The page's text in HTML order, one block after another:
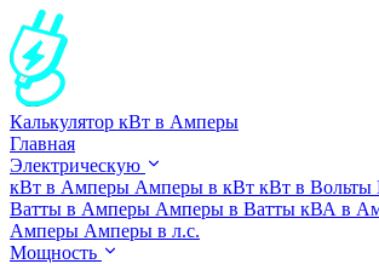
Калькулятор кВт в Амперы
Главная
Электрическую
кВт в Амперы Амперы в кВт кВт в Вольты
Ватты в Амперы Амперы в Ватты кВА в
Амперы Амперы в л.с.
Мощность